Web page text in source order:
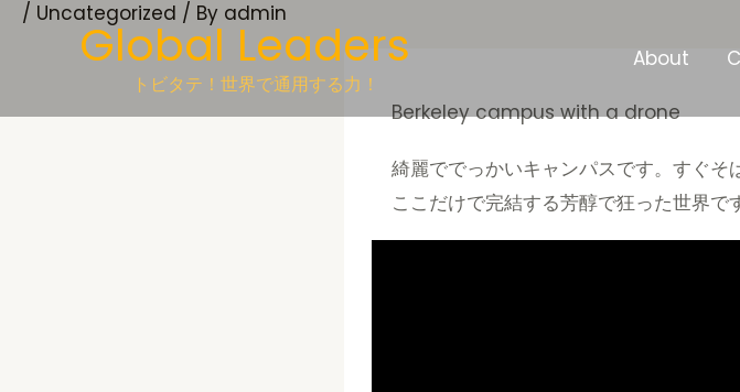
Skip
Global Leaders
トビタテ！世界で通用する力！
About
/ Uncategorized / By admin
Berkeley campus with a drone
綺麗ででっかいキャンパスです。すぐ
ここだけで完結する芳醇で狂った世界で